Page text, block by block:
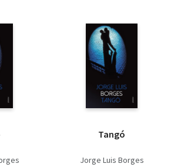
Tangó
Jorge Luis Borges